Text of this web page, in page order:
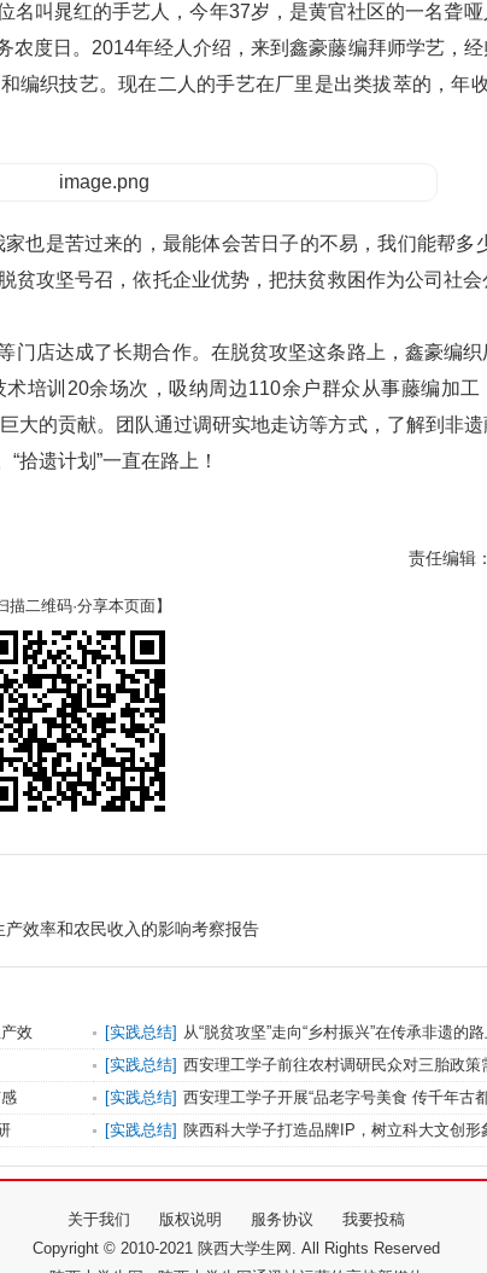
名叫晁红的手艺人，今年37岁，是黄官社区的一名聋
度日。2014年经人介绍，来到鑫豪藤编拜师学艺，
编织技艺。现在二人的手艺在厂里是出类拔萃的，年
也是苦过来的，最能体会苦日子的不易，我们能帮多
贫攻坚号召，依托企业优势，把扶贫救困作为公司社
门店达成了长期合作。在脱贫攻坚这条路上，鑫豪编织
培训20余场次，吸纳周边110余户群众从事藤编加工
大的贡献。团队通过调研实地走访等方式，了解到非
拾遗计划”一直在路上！
责任编辑
描二维码·分享本页面】
效率和农民收入的影响考察报告
效 [实践总结] 从“脱贫攻坚”走向“乡村振兴”在传承非遗的
[实践总结] 西安理工学子前往农村调研民众对三胎政策
[实践总结] 西安理工学子开展“品老字号美食 传千年古
[实践总结] 陕西科大学子打造品牌IP，树立科大文创形
关于我们 版权说明 服务协议
我要投稿
Copyright © 2010-2021 陕西大学生网. All Rights Reserved